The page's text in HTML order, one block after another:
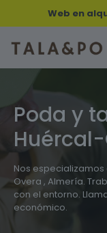
Web en
Poda y
Nos
Overa , Almería.
con el entorno.
económico.